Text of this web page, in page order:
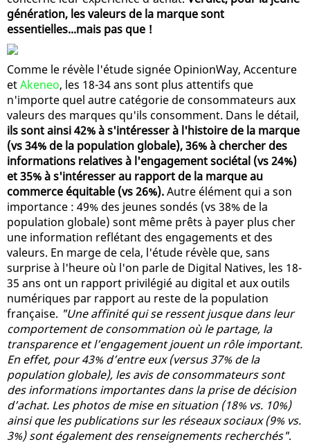
génération, les valeurs de la marque sont
essentielles...mais pas que !
Comme le révèle l'étude signée OpinionWay, Accenture
etAkeneo, les 18-34 ans sont plus attentifs que
n'importe quel autre catégorie de consommateurs aux
valeurs des marques qu'ils consomment. Dans le détail,
ils sont ainsi 42% à s'intéresser à l'histoire de la marque
(vs 34% de la population globale), 36% à chercher des
informations relatives à l'engagement sociétal (vs 24%)
et 35% à s'intéresser au rapport de la marque au
commerce équitable (vs 26%).Autre élément qui a son
importance : 49% des jeunes sondés (vs 38% de la
population globale) sont même prêts à payer plus cher
une information reflétant des engagements et des
valeurs. En marge de cela, l'étude révèle que, sans
surprise à l'heure où l'on parle de Digital Natives, les 18-
35 ans ont un rapport privilégié au digital et aux outils
numériques par rapport au reste de la population
française. "Une affinité qui se ressent jusque dans leur
comportement de consommation où le partage, la
transparence et l’engagement jouent un rôle important.
En effet, pour 43% d’entre eux (versus 37% de la
population globale), les avis de consommateurs sont
des informations importantes dans la prise de décision
d’achat. Les photos de mise en situation (18% vs. 10%)
ainsi que les publications sur les réseaux sociaux (9% vs.
3%) sont également des renseignements recherchés".